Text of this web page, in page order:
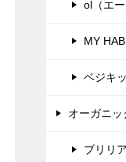
ol（エー
MY
ベジキ
オーガニッ
ブリリ